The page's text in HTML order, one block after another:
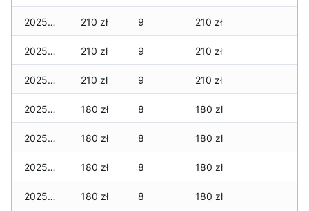
2025-02-13 210 zł 9 210 zł
2025-02-12 210 zł 9 210 zł
2025-02-11 210 zł 9 210 zł
2025-02-10 180 zł 8 180 zł
2025-02-09 180 zł 8 180 zł
2025-02-08 180 zł 8 180 zł
2025-02-07 180 zł 8 180 zł